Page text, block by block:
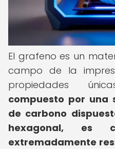
El grafeno es un
campo de la
propiedades
compuesto por una
de carbono
hexagonal, es
extremadamente